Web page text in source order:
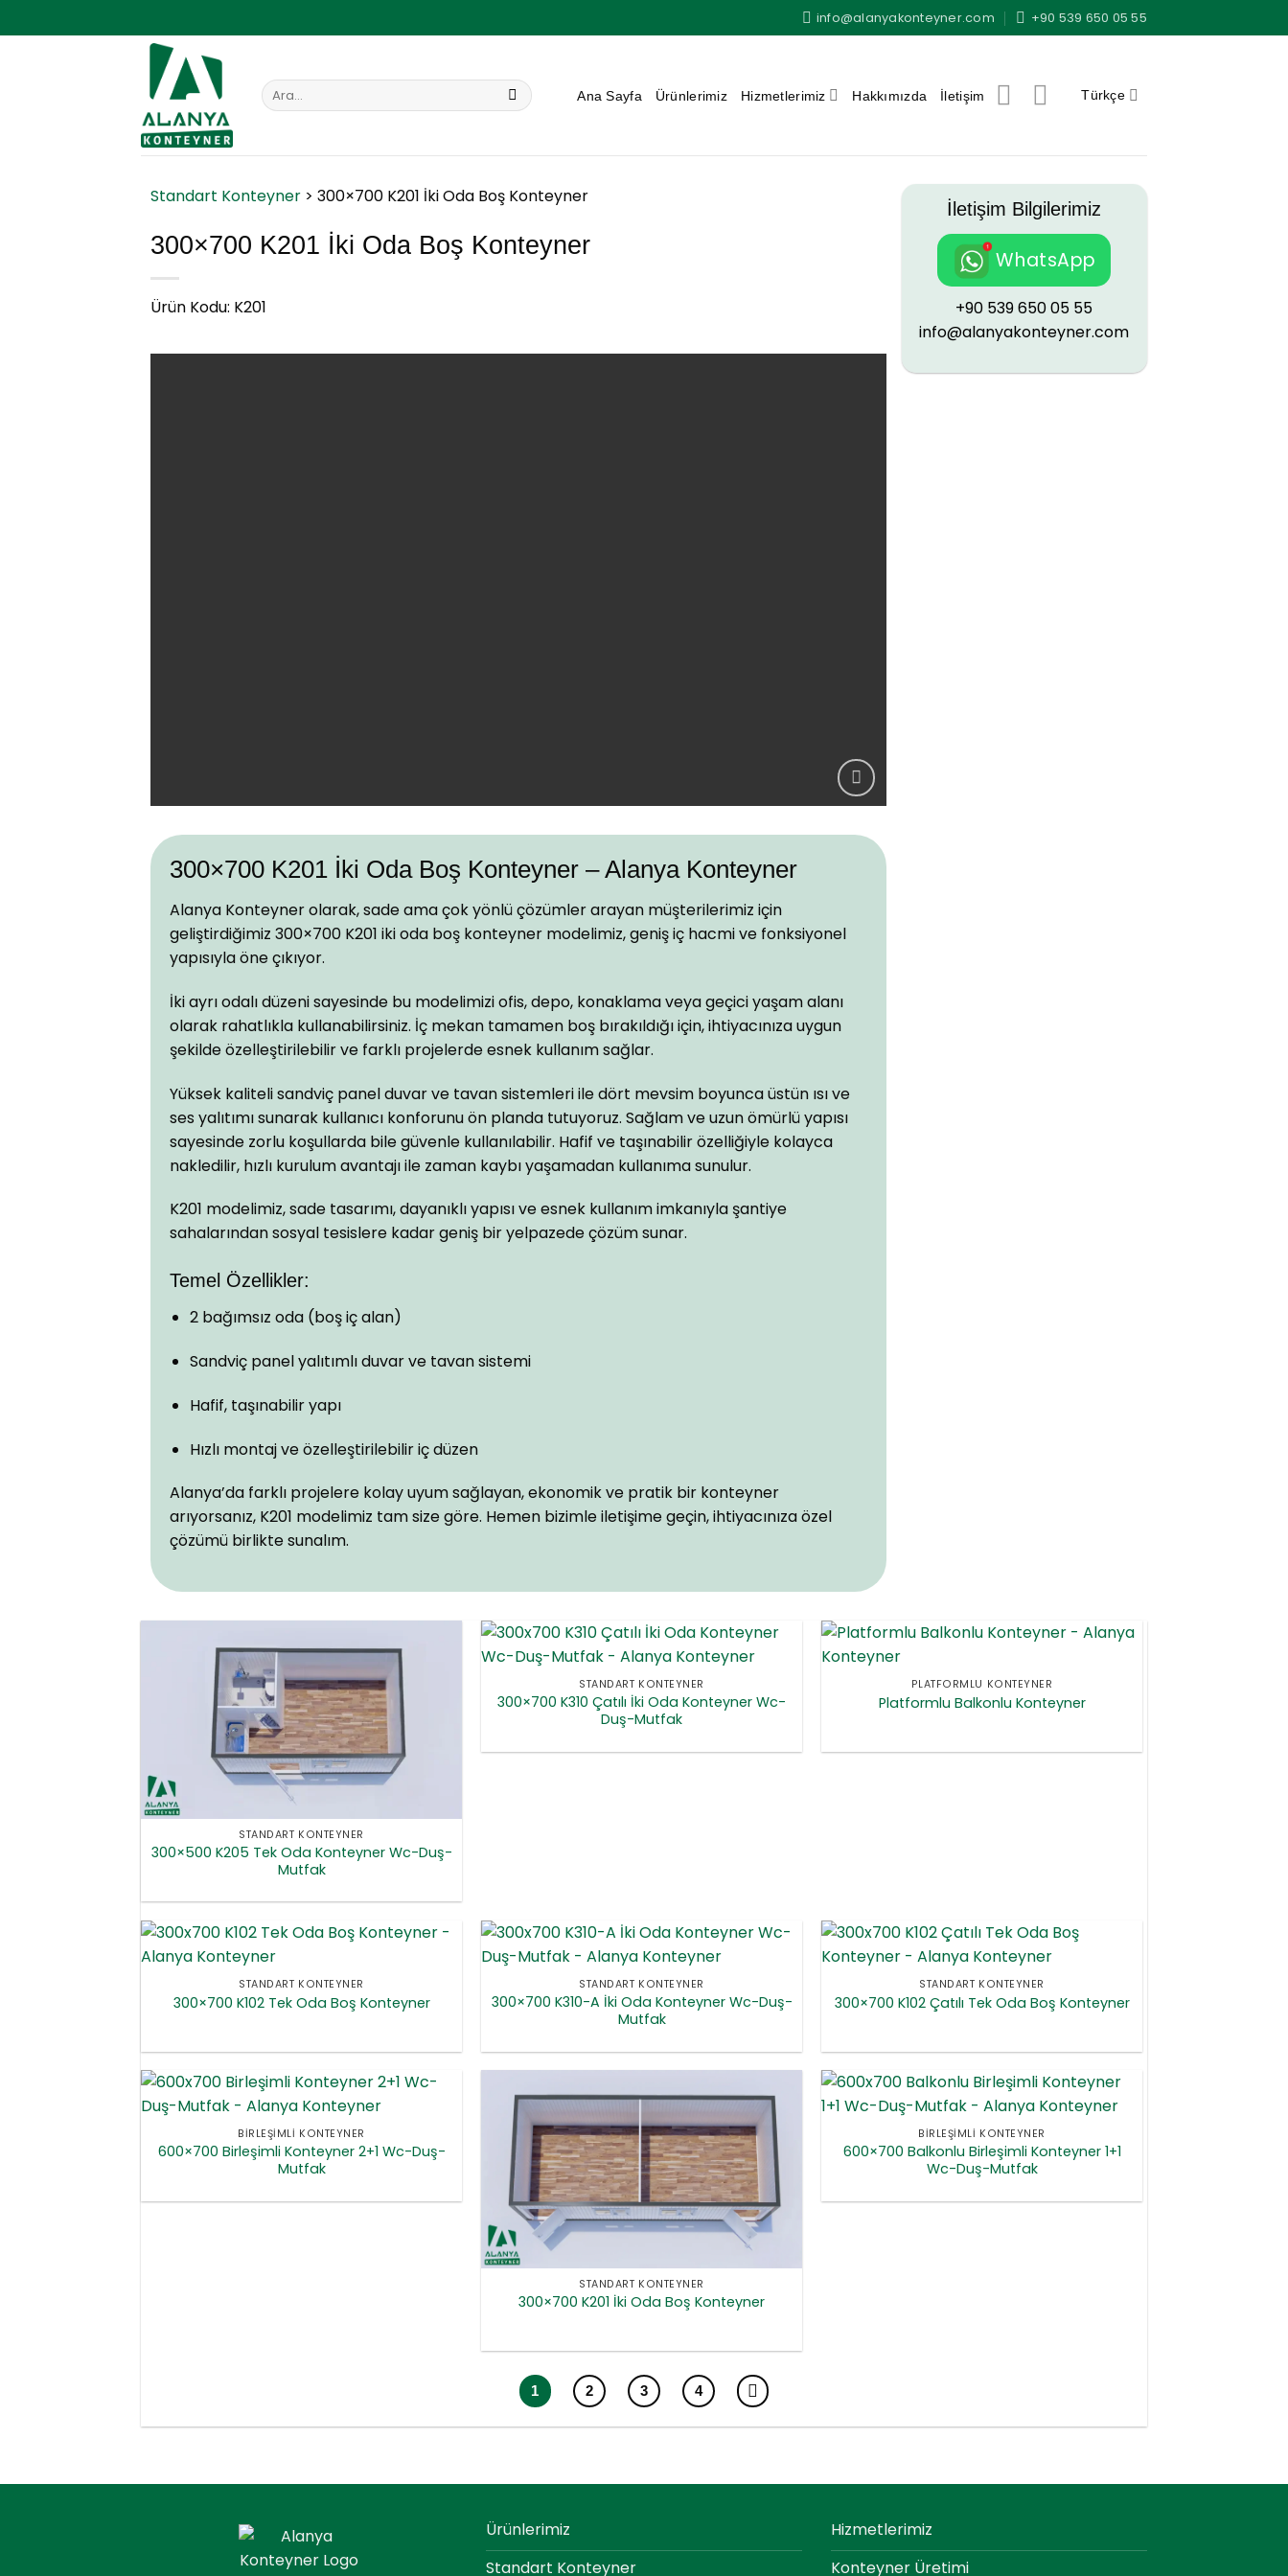
atla
info@alanyakonteyner.com +90 539 650 05 55
Ara:
Ana Sayfa Ürünlerimiz Hizmetlerimiz Hakkımızda İletişim Türkçe
Standart Konteyner > 300×700 K201 İki Oda Boş Konteyner
300×700 K201 İki Oda Boş Konteyner
Ürün Kodu: K201
300×700 K201 İki Oda Boş Konteyner – Alanya Konteyner
Alanya Konteyner olarak, sade ama çok yönlü çözümler arayan müşterilerimiz için
geliştirdiğimiz 300×700 K201 iki oda boş konteyner modelimiz, geniş iç hacmi ve fonksiyonel
yapısıyla öne çıkıyor.
İki ayrı odalı düzeni sayesinde bu modelimizi ofis, depo, konaklama veya geçici yaşam alanı
olarak rahatlıkla kullanabilirsiniz. İç mekan tamamen boş bırakıldığı için, ihtiyacınıza uygun
şekilde özelleştirilebilir ve farklı projelerde esnek kullanım sağlar.
Yüksek kaliteli sandviç panel duvar ve tavan sistemleri ile dört mevsim boyunca üstün ısı ve
ses yalıtımı sunarak kullanıcı konforunu ön planda tutuyoruz. Sağlam ve uzun ömürlü yapısı
sayesinde zorlu koşullarda bile güvenle kullanılabilir. Hafif ve taşınabilir özelliğiyle kolayca
nakledilir, hızlı kurulum avantajı ile zaman kaybı yaşamadan kullanıma sunulur.
K201 modelimiz, sade tasarımı, dayanıklı yapısı ve esnek kullanım imkanıyla şantiye
sahalarından sosyal tesislere kadar geniş bir yelpazede çözüm sunar.
Temel Özellikler:
2 bağımsız oda (boş iç alan)
Sandviç panel yalıtımlı duvar ve tavan sistemi
Hafif, taşınabilir yapı
Hızlı montaj ve özelleştirilebilir iç düzen
Alanya’da farklı projelere kolay uyum sağlayan, ekonomik ve pratik bir konteyner
arıyorsanız, K201 modelimiz tam size göre. Hemen bizimle iletişime geçin, ihtiyacınıza özel
çözümü birlikte sunalım.
İletişim Bilgilerimiz
WhatsApp
+90 539 650 05 55
info@alanyakonteyner.com
STANDART KONTEYNER
300×500 K205 Tek Oda Konteyner Wc-Duş-
Mutfak
STANDART KONTEYNER
300×700 K310 Çatılı İki Oda Konteyner Wc-
Duş-Mutfak
PLATFORMLU KONTEYNER
Platformlu Balkonlu Konteyner
STANDART KONTEYNER
300×700 K102 Tek Oda Boş Konteyner
STANDART KONTEYNER
300×700 K310-A İki Oda Konteyner Wc-Duş-
Mutfak
STANDART KONTEYNER
300×700 K102 Çatılı Tek Oda Boş Konteyner
BIRLEŞIMLI KONTEYNER
600×700 Birleşimli Konteyner 2+1 Wc-Duş-
Mutfak
STANDART KONTEYNER
300×700 K201 İki Oda Boş Konteyner
BIRLEŞIMLI KONTEYNER
600×700 Balkonlu Birleşimli Konteyner 1+1
Wc-Duş-Mutfak
1 2 3 4
Ürünlerimiz
Standart Konteyner
Hizmetlerimiz
Konteyner Üretimi